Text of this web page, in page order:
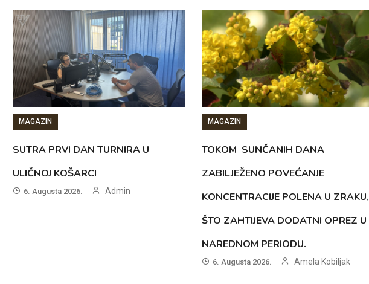
MAGAZIN
SUTRA PRVI DAN TURNIRA U
ULIČNOJ KOŠARCI
6. Augusta 2026. Admin
MAGAZIN
TOKOM SUNČANIH DANA
ZABILJEŽENO POVEĆANJE
KONCENTRACIJE POLENA U ZRAKU,
ŠTO ZAHTIJEVA DODATNI OPREZ U
NAREDNOM PERIODU.
6. Augusta 2026. Amela Kobiljak